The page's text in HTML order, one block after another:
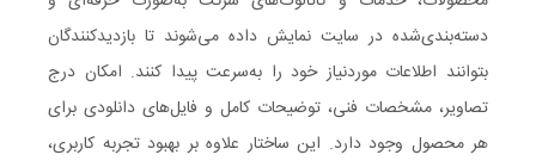
دسته‌بندی‌شده در سایت نمایش داده می‌شوند تا بازدیدکنندگان
بتوانند اطلاعات موردنیاز خود را به‌سرعت پیدا کنند. امکان درج
تصاویر، مشخصات فنی، توضیحات کامل و فایل‌های دانلودی برای
هر محصول وجود دارد. این ساختار علاوه بر بهبود تجربه کاربری،